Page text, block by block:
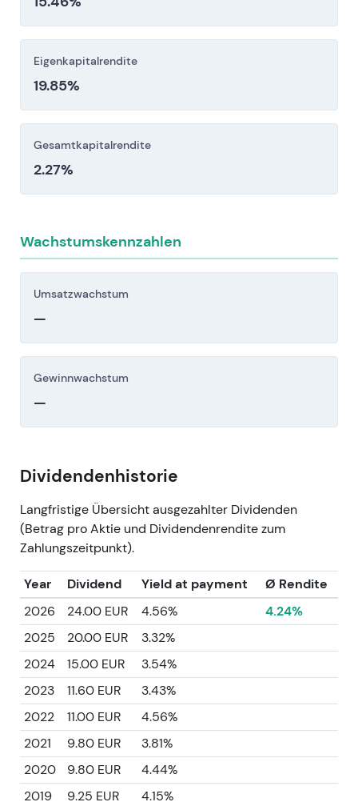
Eigenkapitalrendite
19.85%
Gesamtkapitalrendite
2.27%
Wachstumskennzahlen
Umsatzwachstum
—
Gewinnwachstum
—
Dividendenhistorie
Langfristige Übersicht ausgezahlter Dividenden
(Betrag pro Aktie und Dividendenrendite zum
Zahlungszeitpunkt).
Year Dividend Yield at payment
Ø Rendite
2026
24.00 EUR 4.56%
4.24%
2025
20.00 EUR
3.32%
2024
15.00 EUR
3.54%
2023
11.60 EUR
3.43%
2022
11.00 EUR
4.56%
2021
9.80 EUR
3.81%
2020
9.80 EUR
4.44%
2019
9.25 EUR
4.15%